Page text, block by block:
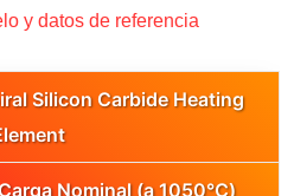
y datos de referencia
Silicon Carbide Heating
Nominal (a 1050℃)